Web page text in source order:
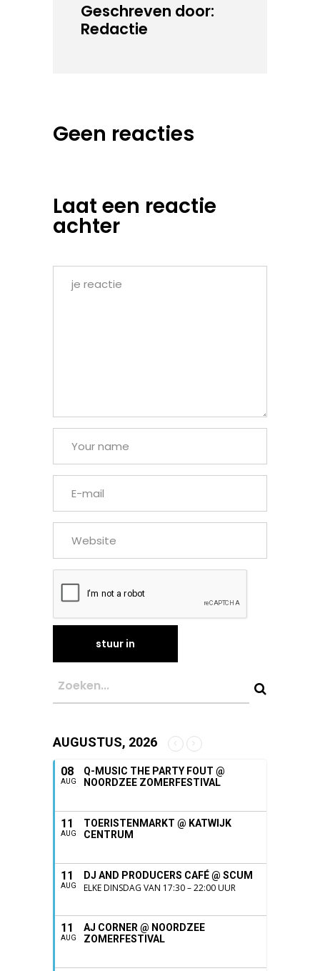
Geschreven door:
Redactie
Geen reacties
Laat een reactie
achter
AUGUSTUS, 2026
08
AUG
Q-MUSIC THE PARTY FOUT @
NOORDZEE ZOMERFESTIVAL
11
AUG
TOERISTENMARKT @ KATWIJK
CENTRUM
11
AUG
DJ AND PRODUCERS CAFÉ @ SCUM
ELKE DINSDAG VAN 17:30 – 22:00 UUR
11
AUG
AJ CORNER @ NOORDZEE
ZOMERFESTIVAL